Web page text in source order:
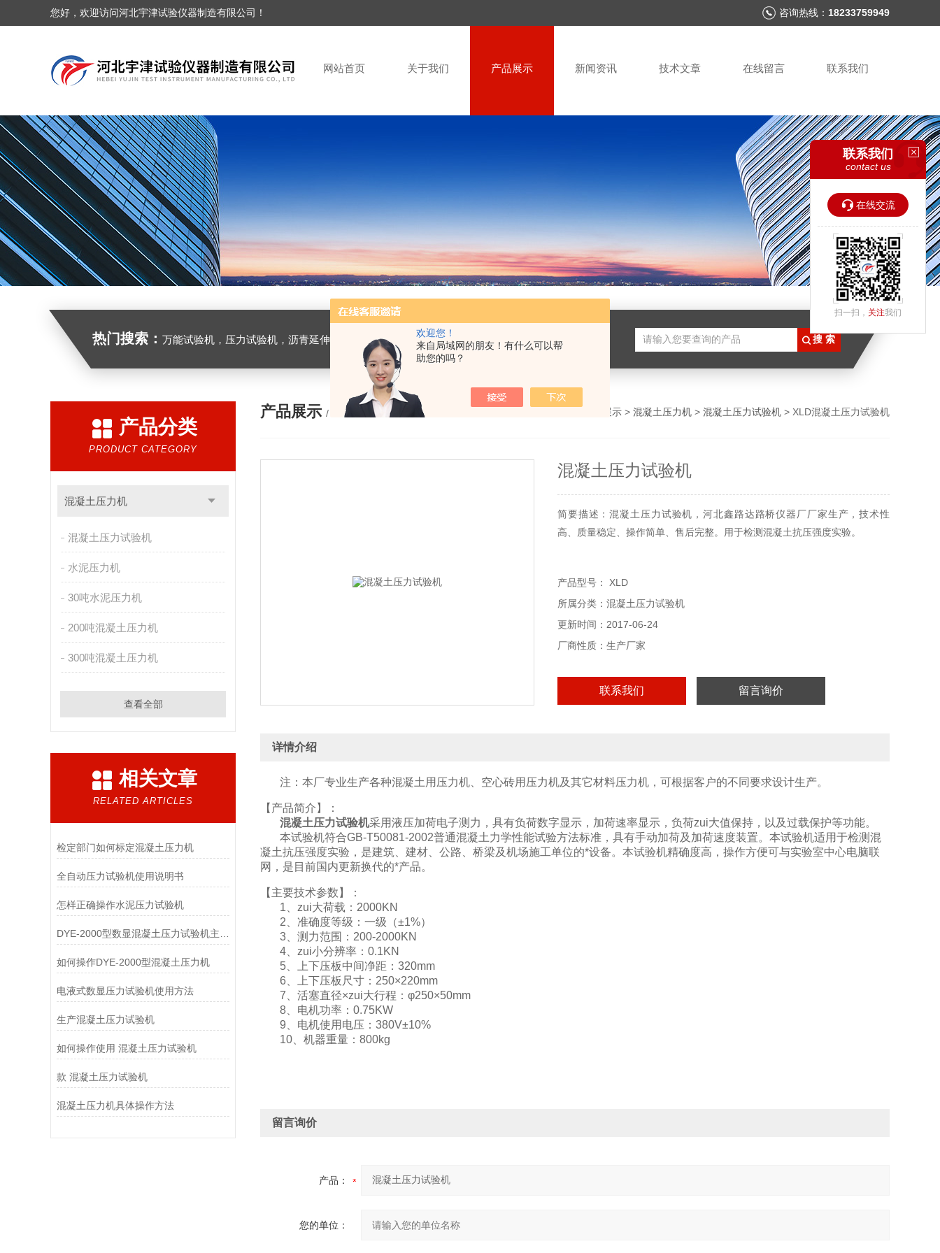
欢迎您！
来自局域网的朋友！有什么可以帮
助您的吗？
您好，欢迎访问河北宇津试验仪器制造有限公司！ 咨询热线： 18233759949
网站首页 关于我们 产品展示 新闻资讯 技术文章 在线留言 联系我们
热门搜索： 万能试验机，压力试验机，沥青延伸度测定仪，沥青混合料拌合机，全自动沥青混合料离心式抽提仪，马歇尔电动击实仪，车辙试验成型机，连续式路面八轮平整度仪，商品混凝土搅拌站试验仪器，试模
产品分类
PRODUCT CATEGORY
混凝土压力机
混凝土压力试验机
水泥压力机
30吨水泥压力机
200吨混凝土压力机
300吨混凝土压力机
查看全部
相关文章
RELATED ARTICLES
检定部门如何标定混凝土压力机
全自动压力试验机使用说明书
怎样正确操作水泥压力试验机
如何操作DYE-2000型混凝土压力机
电液式数显压力试验机使用方法
生产混凝土压力试验机
如何操作使用 混凝土压力试验机
款 混凝土压力试验机
混凝土压力机具体操作方法
产品展示 / PRODUCTS 产品展示 > 混凝土压力机 > 混凝土压力试验机 > XLD混凝土压力试验机
混凝土压力试验机
简要描述：混凝土压力试验机，河北鑫路达路桥仪器厂厂家生产，技术性
高、质量稳定、操作简单、售后完整。用于检测混凝土抗压强度实验。
产品型号： XLD
所属分类：混凝土压力试验机
更新时间：2017-06-24
厂商性质：生产厂家
联系我们 留言询价
详情介绍
注：本厂专业生产各种混凝土用压力机、空心砖用压力机及其它材料压力机，可根据客户的不同要求设计生产。
【产品简介】：
混凝土压力试验机采用液压加荷电子测力，具有负荷数字显示，加荷速率显示，负荷zui大值保持，以及过载保护等功能。
本试验机符合GB-T50081-2002普通混凝土力学性能试验方法标准，具有手动加荷及加荷速度装置。本试验机适用于检测混
凝土抗压强度实验，是建筑、建材、公路、桥梁及机场施工单位的*设备。本试验机精确度高，操作方便可与实验室中心电脑联
网，是目前国内更新换代的*产品。
【主要技术参数】：
1、zui大荷载：2000KN
2、准确度等级：一级（±1%）
3、测力范围：200-2000KN
4、zui小分辨率：0.1KN
5、上下压板中间净距：320mm
6、上下压板尺寸：250×220mm
7、活塞直径×zui大行程：φ250×50mm
8、电机功率：0.75KW
9、电机使用电压：380V±10%
10、机器重量：800kg
留言询价
产品：
您的单位：
联系我们
contact us
在线交流
扫一扫， 关注我们